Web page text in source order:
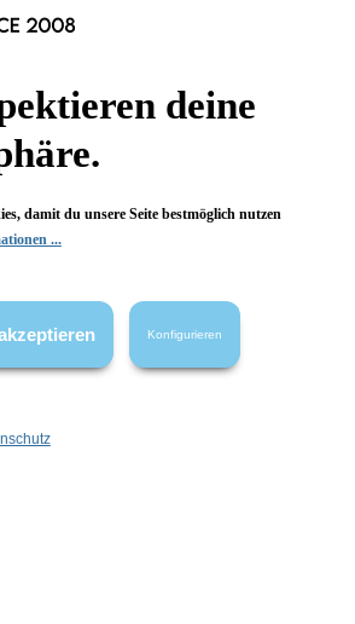
Mehrwertsteuer zzgl.Versandkosten
nicht anders angegeben.
deine
damit du unsere Seite bestmöglich nutzen
...
Konfigurieren